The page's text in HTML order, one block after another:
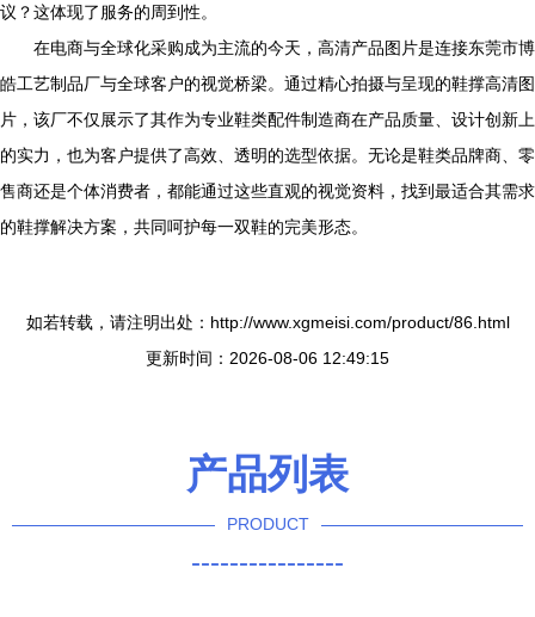
议？这体现了服务的周到性。
在电商与全球化采购成为主流的今天，高清产品图片是连接东莞市博
皓工艺制品厂与全球客户的视觉桥梁。通过精心拍摄与呈现的鞋撑高清图
片，该厂不仅展示了其作为专业鞋类配件制造商在产品质量、设计创新上
的实力，也为客户提供了高效、透明的选型依据。无论是鞋类品牌商、零
售商还是个体消费者，都能通过这些直观的视觉资料，找到最适合其需求
的鞋撑解决方案，共同呵护每一双鞋的完美形态。
如若转载，请注明出处：http://www.xgmeisi.com/product/86.html
更新时间：2026-08-06 12:49:15
产品列表
PRODUCT
----------------